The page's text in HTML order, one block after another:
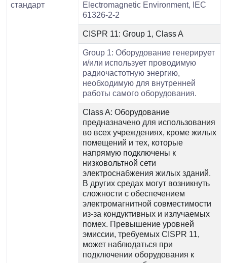
стандарт
Electromagnetic Environment, IEC
61326-2-2
CISPR 11: Group 1, Class A
Group 1: Оборудование генерирует
и/или использует проводимую
радиочастотную энергию,
необходимую для внутренней
работы самого оборудования.
Class A: Оборудование
предназначено для использования
во всех учреждениях, кроме жилых
помещений и тех, которые
напрямую подключены к
низковольтной сети
электроснабжения жилых зданий.
В других средах могут возникнуть
сложности с обеспечением
электромагнитной совместимости
из-за кондуктивных и излучаемых
помех. Превышение уровней
эмиссии, требуемых CISPR 11,
может наблюдаться при
подключении оборудования к